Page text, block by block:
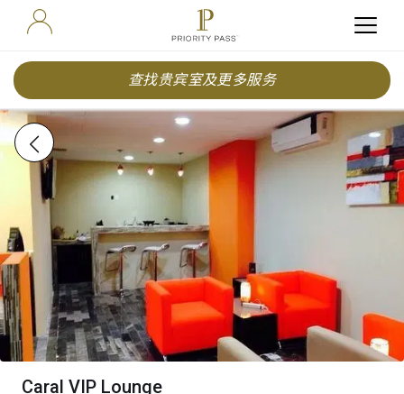
查找贵宾室及更多服务
Caral VIP Lounge